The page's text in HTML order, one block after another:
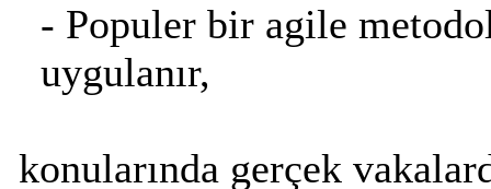
- Populer bir agile
uygulanır,
konularında gerçek